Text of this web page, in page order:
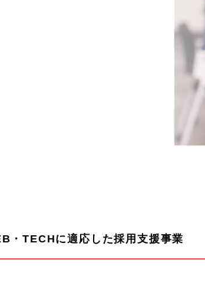
・TECHに適応した採用支援事業